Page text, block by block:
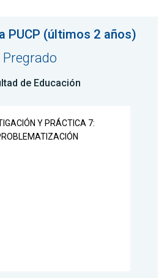
PUCP (últimos 2 años)
Pregrado
de Educación
Y PRÁCTICA 7: